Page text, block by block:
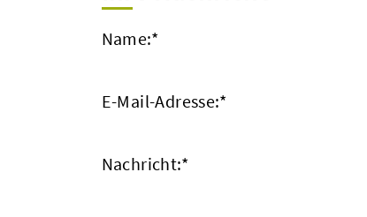
Name:*
E-Mail-Adresse:*
Nachricht:*